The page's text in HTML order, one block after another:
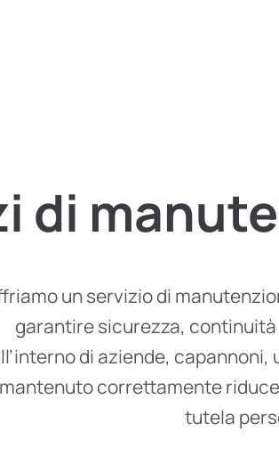
di
un servizio di
garantire sicurezza,
di aziende,
mantenuto correttamente
tutela